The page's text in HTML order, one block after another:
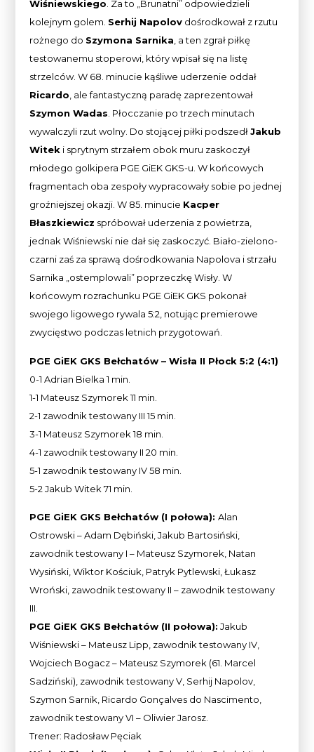
Wiśniewskiego. Za to „Brunatni” odpowiedzieli
kolejnym golem. Serhij Napolov dośrodkował z rzutu
rożnego do Szymona Sarnika, a ten zgrał piłkę
testowanemu stoperowi, który wpisał się na listę
strzelców. W 68. minucie kąśliwe uderzenie oddał
Ricardo, ale fantastyczną paradę zaprezentował
Szymon Wadas. Płocczanie po trzech minutach
wywalczyli rzut wolny. Do stojącej piłki podszedłJakub
Witek i sprytnym strzałem obok muru zaskoczył
młodego golkipera PGE GiEK GKS-u. W końcowych
fragmentach oba zespoły wypracowały sobie po jednej
groźniejszej okazji. W 85. minucie Kacper
Błaszkiewicz spróbował uderzenia z powietrza,
jednak Wiśniewski nie dał się zaskoczyć. Biało-zielono-
czarni zaś za sprawą dośrodkowania Napolova i strzału
Sarnika „ostemplowali” poprzeczkę Wisły. W
końcowym rozrachunku PGE GiEK GKS pokonał
swojego ligowego rywala 5:2, notując premierowe
zwycięstwo podczas letnich przygotowań.
PGE GiEK GKS Bełchatów – Wisła II Płock 5:2 (4:1)
0-1 Adrian Bielka 1 min.
1-1 Mateusz Szymorek 11 min.
2-1 zawodnik testowany III 15 min.
3-1 Mateusz Szymorek 18 min.
4-1 zawodnik testowany II 20 min.
5-1 zawodnik testowany IV 58 min.
5-2 Jakub Witek 71 min.
PGE GiEK GKS Bełchatów (I połowa):Alan
Ostrowski – Adam Dębiński, Jakub Bartosiński,
zawodnik testowany I – Mateusz Szymorek, Natan
Wysiński, Wiktor Kościuk, Patryk Pytlewski, Łukasz
Wroński, zawodnik testowany II – zawodnik testowany
III.
PGE GiEK GKS Bełchatów (II połowa): Jakub
Wiśniewski – Mateusz Lipp, zawodnik testowany IV,
Wojciech Bogacz – Mateusz Szymorek (61. Marcel
Sadziński), zawodnik testowany V, Serhij Napolov,
Szymon Sarnik, Ricardo Gonçalves do Nascimento,
zawodnik testowany VI – Oliwier Jarosz.
Trener: Radosław Pęciak